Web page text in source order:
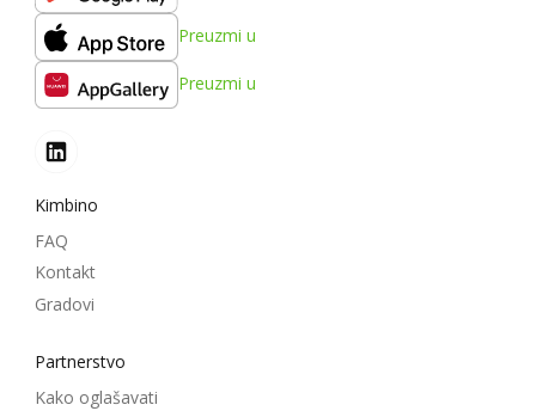
Preuzmi u
Preuzmi u
Kimbino
FAQ
Kontakt
Gradovi
Partnerstvo
Kako oglašavati